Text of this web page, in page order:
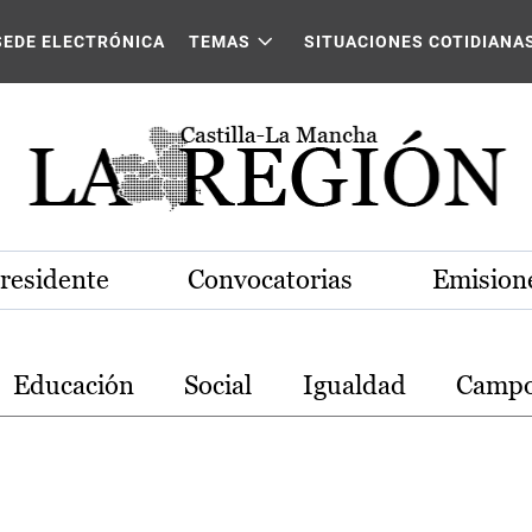
La Mancha
ELECTRÓNICA TEMAS SITUACIONES
Convocatorias
Educación Social Igualdad